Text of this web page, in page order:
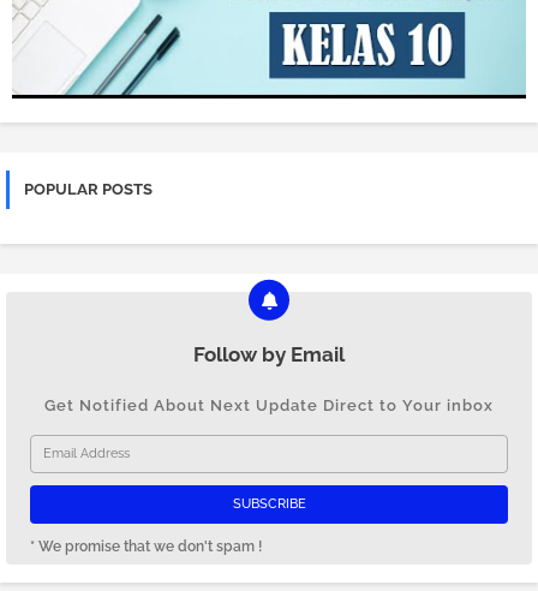
POPULAR POSTS
Follow by Email
Get Notified About Next Update Direct to Your inbox
* We promise that we don't spam !